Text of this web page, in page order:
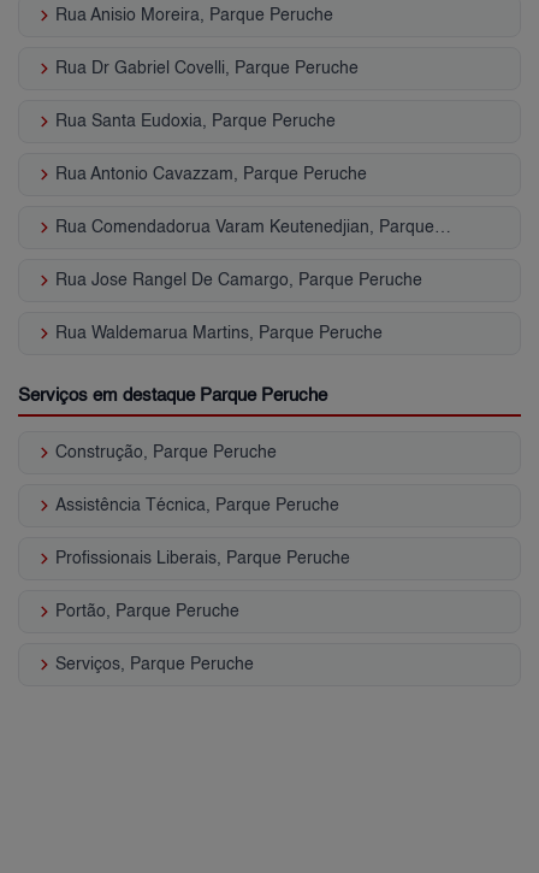
keyboard_arrow_right Rua Anisio Moreira, Parque Peruche
keyboard_arrow_right Rua Dr Gabriel Covelli, Parque Peruche
keyboard_arrow_right Rua Santa Eudoxia, Parque Peruche
keyboard_arrow_right Rua Antonio Cavazzam, Parque Peruche
keyboard_arrow_right
keyboard_arrow_right Rua Jose Rangel De Camargo, Parque Peruche
keyboard_arrow_right Rua Waldemarua Martins, Parque Peruche
Serviços em destaque Parque Peruche
keyboard_arrow_right Construção, Parque Peruche
keyboard_arrow_right Assistência Técnica, Parque Peruche
keyboard_arrow_right Profissionais Liberais, Parque Peruche
keyboard_arrow_right Portão, Parque Peruche
keyboard_arrow_right Serviços, Parque Peruche